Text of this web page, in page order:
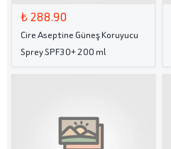
₺ 288.90
Cire Aseptine Güneş Koruyucu
Sprey SPF30+ 200 ml